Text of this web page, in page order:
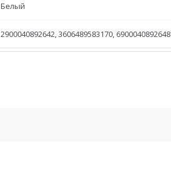
Белый
2900040892642, 3606489583170, 6900040892648